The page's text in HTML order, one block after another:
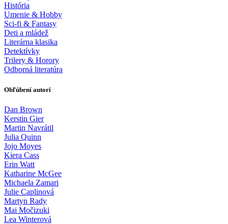
História
Umenie & Hobby
Sci-fi & Fantasy
Deti a mládež
Literárna klasika
Detektívky
Trilery & Horory
Odborná literatúra
Obľúbení autori
Dan Brown
Kerstin Gier
Martin Navrátil
Julia Quinn
Jojo Moyes
Kiera Cass
Erin Watt
Katharine McGee
Michaela Zamari
Julie Caplinová
Martyn Rady
Mai Močizuki
Lea Winterová